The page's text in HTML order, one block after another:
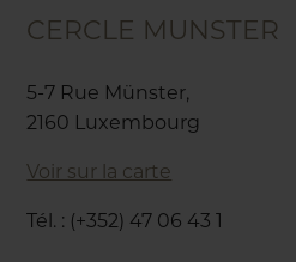
CERCLE MUNSTER
5-7 Rue Münster,
2160 Luxembourg
Voir sur la carte
Tél. : (+352) 47 06 43 1